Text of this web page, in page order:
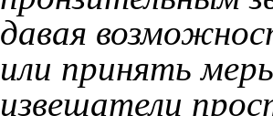
давая
или принять
извещатели